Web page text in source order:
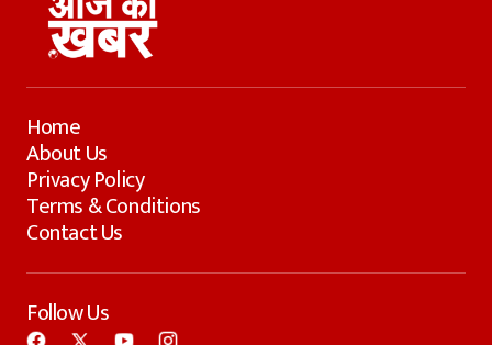
Home
About Us
Privacy Policy
Terms & Conditions
Contact Us
Follow Us